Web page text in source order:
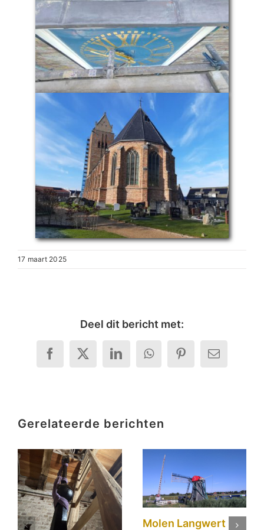
17 maart 2025
Deel dit bericht met:
Facebook
X LinkedInWhatsAppPinterest
E-
Gerelateerde berichten
Molen Langwert